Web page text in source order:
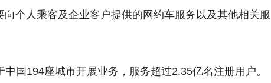
个人乘客及企业客户提供的网约车服务以及其他相关服
国194座城市开展业务，服务超过2.35亿名注册用户。